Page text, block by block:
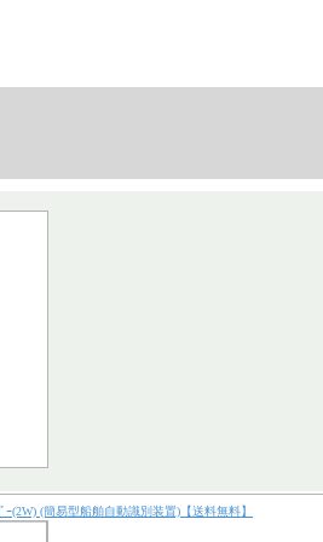
(2W) (簡易型船舶自動識別装置)【送料無料】